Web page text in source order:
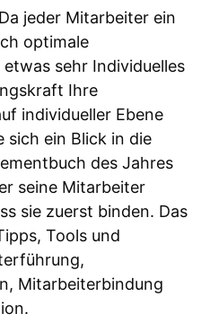
jeder Mitarbeiter ein
optimale
sehr Individuelles
Ihre
individueller Ebene
sich ein Blick in die
des Jahres
seine Mitarbeiter
sie zuerst binden. Das
Tools und
Mitarbeiterbindung